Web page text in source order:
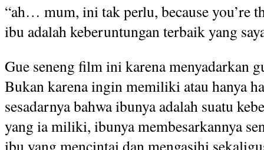
“ah… mum, ini tak perlu, because you’re
ibu adalah keberuntungan terbaik yang
Gue seneng film ini karena menyadarkan
Bukan karena ingin memiliki atau hanya
sesadarnya bahwa ibunya adalah suatu
yang ia miliki, ibunya membesarkannya